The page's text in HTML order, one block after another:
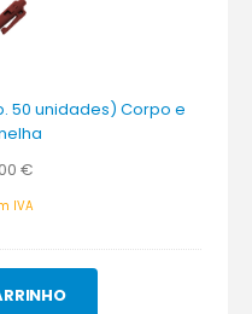
50 unidades) Corpo e
€
IVA